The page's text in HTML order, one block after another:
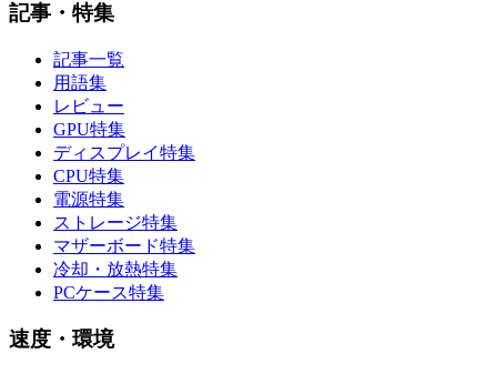
記事・特集
記事一覧
用語集
レビュー
GPU特集
ディスプレイ特集
CPU特集
電源特集
ストレージ特集
マザーボード特集
冷却・放熱特集
PCケース特集
速度・環境